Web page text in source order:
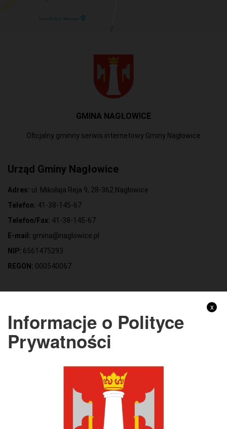
GMINA NAGŁOWICE
Oficjalny gminny serwis internetowy Gminy Nagłowice
Urząd Gminy Nagłowice
Adres: ul. Mikołaja Reja 9, 28-362 Nagłowice
Telefon: 41-38-145-67
Telefon/Fax: 41-38-145-67
E-mail: gmina@naglowice.pl
NIP: 6561475293
REGON: 000540067
Adres:ul. Mikołaja Reja 9, 28-362 Nagłowice
NIP:6562213721
REGON:
KONTO BANKOWE:
Bank Spółdzielczy Kielce o/Nagłowice
46 84930004 0110 0100 0332 0097
Rachunek odpady komunalne:
44 8493 0004 0110 0100 0332 0133
x
Informacje o Polityce
Prywatności